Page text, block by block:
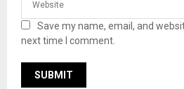
Save my name, email, and
next time I comment.